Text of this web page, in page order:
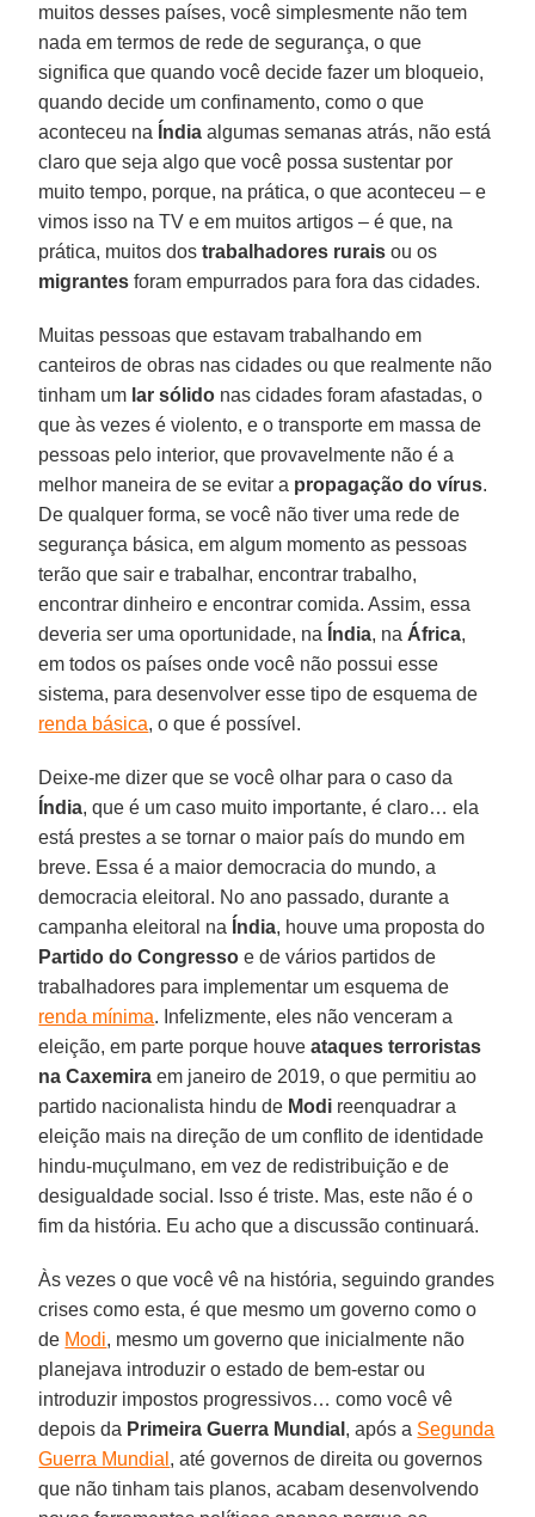
muitos desses países, você simplesmente não tem
nada em termos de rede de segurança, o que
significa que quando você decide fazer um bloqueio,
quando decide um confinamento, como o que
aconteceu na Índia algumas semanas atrás, não está
claro que seja algo que você possa sustentar por
muito tempo, porque, na prática, o que aconteceu – e
vimos isso na TV e em muitos artigos – é que, na
prática, muitos dostrabalhadores rurais ou os
migrantes foram empurrados para fora das cidades.
Muitas pessoas que estavam trabalhando em
canteiros de obras nas cidades ou que realmente não
tinham um lar sólido nas cidades foram afastadas, o
que às vezes é violento, e o transporte em massa de
pessoas pelo interior, que provavelmente não é a
melhor maneira de se evitar a propagação do vírus.
De qualquer forma, se você não tiver uma rede de
segurança básica, em algum momento as pessoas
terão que sair e trabalhar, encontrar trabalho,
encontrar dinheiro e encontrar comida. Assim, essa
deveria ser uma oportunidade, na Índia, na África,
em todos os países onde você não possui esse
sistema, para desenvolver esse tipo de esquema de
renda básica, o que é possível.
Deixe-me dizer que se você olhar para o caso da
Índia, que é um caso muito importante, é claro… ela
está prestes a se tornar o maior país do mundo em
breve. Essa é a maior democracia do mundo, a
democracia eleitoral. No ano passado, durante a
campanha eleitoral na Índia, houve uma proposta do
Partido do Congresso e de vários partidos de
trabalhadores para implementar um esquema de
renda mínima. Infelizmente, eles não venceram a
eleição, em parte porque houve ataques terroristas
na Caxemira em janeiro de 2019, o que permitiu ao
partido nacionalista hindu de Modi reenquadrar a
eleição mais na direção de um conflito de identidade
hindu-muçulmano, em vez de redistribuição e de
desigualdade social. Isso é triste. Mas, este não é o
fim da história. Eu acho que a discussão continuará.
Às vezes o que você vê na história, seguindo grandes
crises como esta, é que mesmo um governo como o
de Modi, mesmo um governo que inicialmente não
planejava introduzir o estado de bem-estar ou
introduzir impostos progressivos… como você vê
depois da Primeira Guerra Mundial , após a Segunda
Guerra Mundial , até governos de direita ou governos
que não tinham tais planos, acabam desenvolvendo